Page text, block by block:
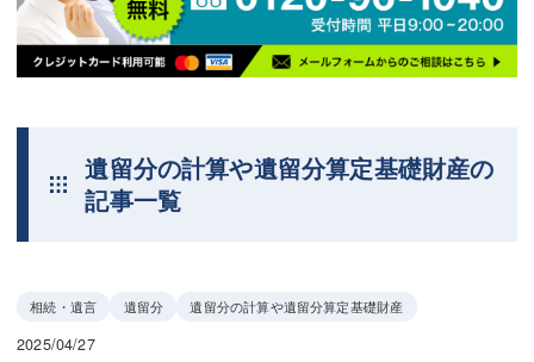
遺留分の計算や遺留分算定基礎財産の
記事一覧
相続・遺言 遺留分 遺留分の計算や遺留分算定基礎財産
2025/04/27